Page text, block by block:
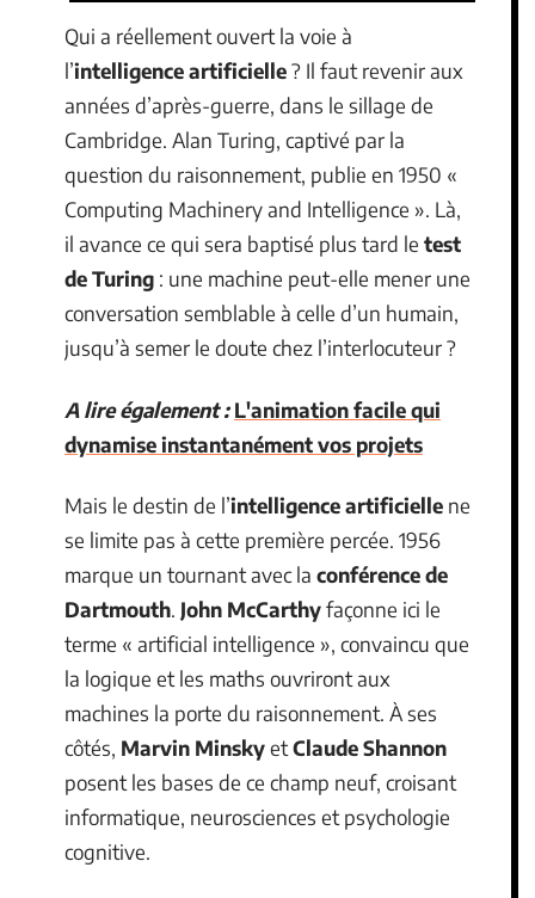
Qui a réellement ouvert la voie à
l’intelligence artificielle? Il faut revenir aux
années d’après-guerre, dans le sillage de
Cambridge. Alan Turing, captivé par la
question du raisonnement, publie en 1950 «
Computing Machinery and Intelligence ». Là,
il avance ce qui sera baptisé plus tard le test
de Turing : une machine peut-elle mener une
conversation semblable à celle d’un humain,
jusqu’à semer le doute chez l’interlocuteur ?
A lire également : L'animation facile qui
dynamise instantanément vos projets
Mais le destin de l’intelligence artificielle ne
se limite pas à cette première percée. 1956
marque un tournant avec la conférence de
Dartmouth. John McCarthyfaçonne ici le
terme « artificial intelligence », convaincu que
la logique et les maths ouvriront aux
machines la porte du raisonnement. À ses
côtés, Marvin MinskyetClaude Shannon
posent les bases de ce champ neuf, croisant
informatique, neurosciences et psychologie
cognitive.